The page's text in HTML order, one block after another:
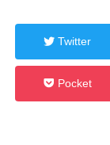
Twitter
Pocket